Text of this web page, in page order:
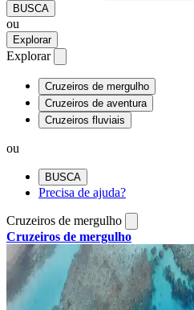
BUSCA
ou
Explorar
Explorar
Cruzeiros de mergulho
Cruzeiros de aventura
Cruzeiros fluviais
ou
BUSCA
Precisa de ajuda?
Cruzeiros de mergulho
Cruzeiros de mergulho